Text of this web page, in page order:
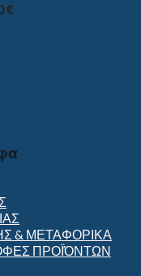
€
& ΜΕΤΑΦΟΡΙΚΑ
ΠΡΟΪΌΝΤΩΝ